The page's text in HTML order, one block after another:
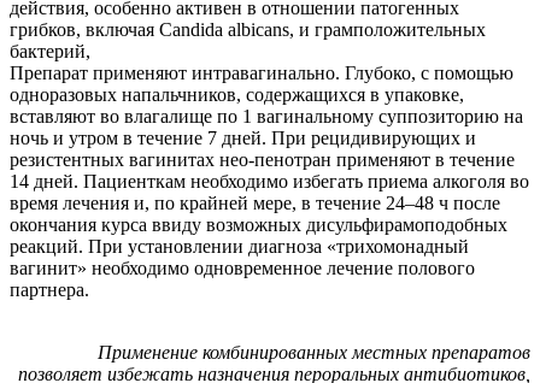
действия, особенно активен в отношении патогенных
грибков, включая Candida albicans, и грамположительных
бактерий,
Препарат применяют интравагинально. Глубоко, с помощью
одноразовых напальчников, содержащихся в упаковке,
вставляют во влагалище по 1 вагинальному суппозиторию на
ночь и утром в течение 7 дней. При рецидивирующих и
резистентных вагинитах нео-пенотран применяют в течение
14 дней. Пациенткам необходимо избегать приема алкоголя во
время лечения и, по крайней мере, в течение 24–48 ч после
окончания курса ввиду возможных дисульфирамоподобных
реакций. При установлении диагноза «трихомонадный
вагинит» необходимо одновременное лечение полового
партнера.
Применение комбинированных местных препаратов
позволяет избежать назначения пероральных антибиотиков,